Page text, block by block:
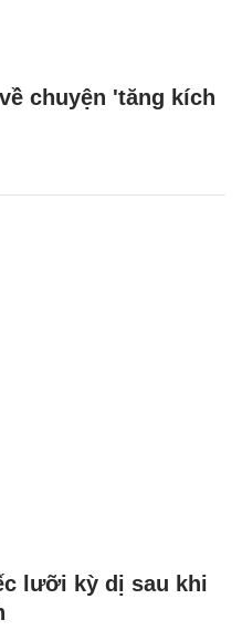
chuyện 'tăng kích
lưỡi kỳ dị sau khi